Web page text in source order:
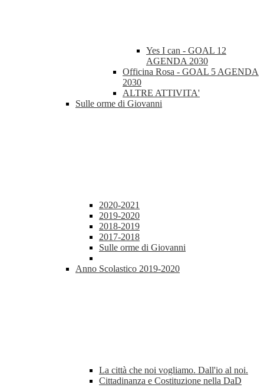
Yes I can - GOAL 12
AGENDA 2030
Officina Rosa - GOAL 5 AGENDA
2030
ALTRE ATTIVITA'
Sulle orme di Giovanni
2020-2021
2019-2020
2018-2019
2017-2018
Sulle orme di Giovanni
Anno Scolastico 2019-2020
La città che noi vogliamo. Dall'io al noi.
Cittadinanza e Costituzione nella DaD